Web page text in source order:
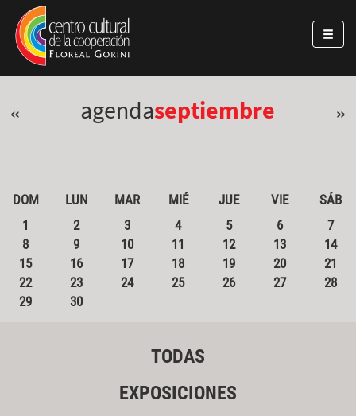
Pasar al contenido principal
Jump to main content
« agendaseptiembre »
DOM LUN MAR MIÉ JUE VIE
SÁB
1
2 3 4 5 6
7
8
9 10 11 12 13
14
15
16 17 18 19 20
21
22
23 24 25 26 27
28
29
30
TODAS
EXPOSICIONES